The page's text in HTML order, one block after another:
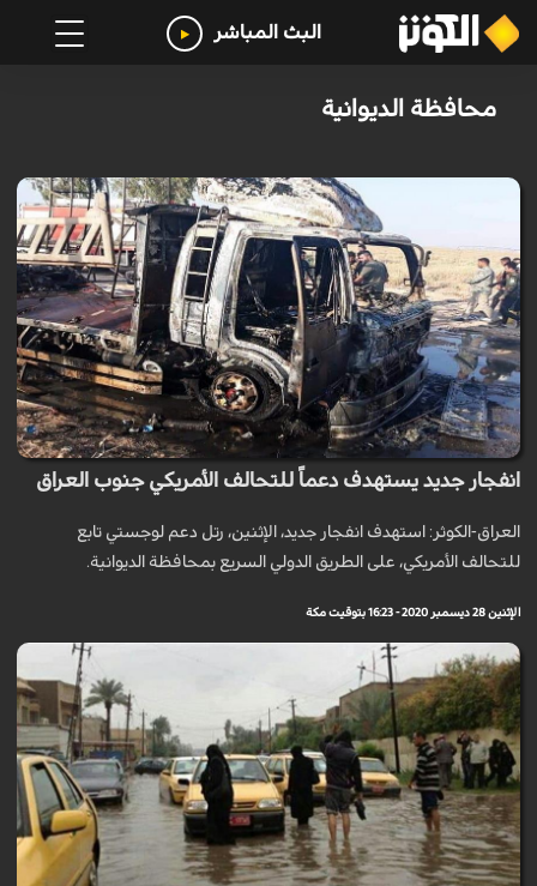
البث المباشر
محافظة الديوانية
انفجار جديد يستهدف دعماً للتحالف الأمريكي جنوب العراق
العراق-الكوثر: استهدف انفجار جديد، الإثنين، رتل دعم لوجستي تابع
للتحالف الأمريكي، على الطريق الدولي السريع بمحافظة الديوانية.
الإثنين 28 ديسمبر 2020 - 16:23 بتوقيت مكة